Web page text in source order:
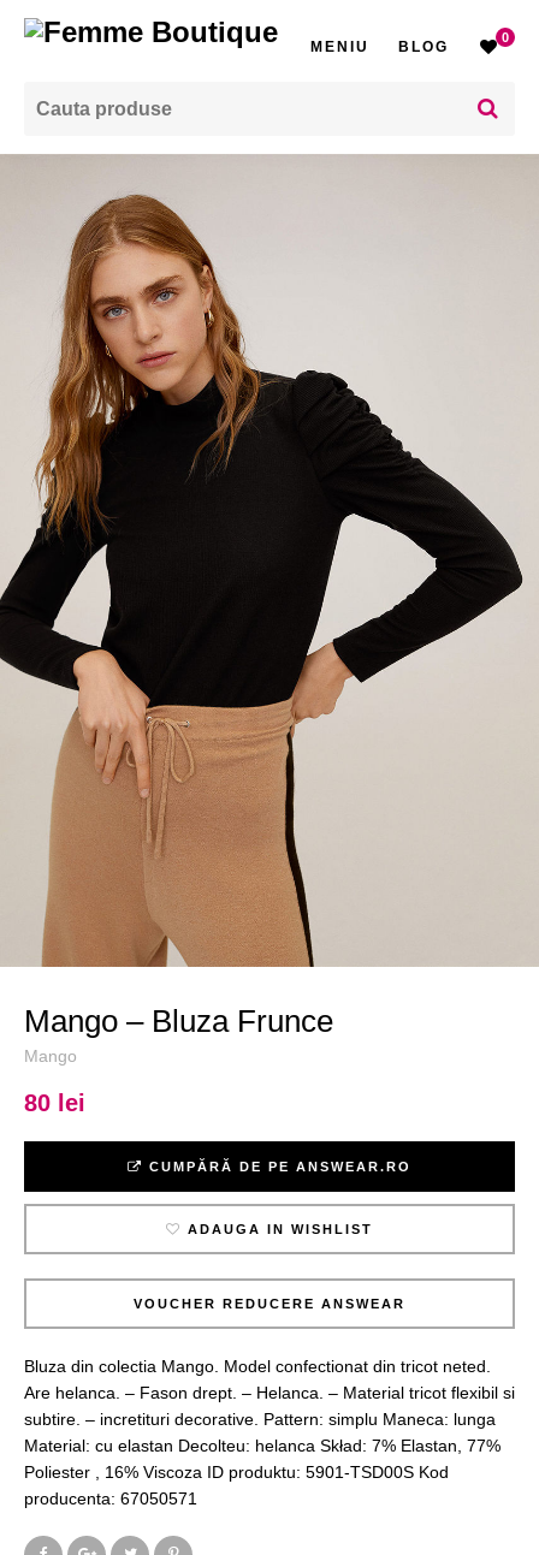
MENIU BLOG
0
Mango – Bluza Frunce
Mango
80 lei
CUMPĂRĂ DE PE ANSWEAR.RO
ADAUGA IN WISHLIST
VOUCHER REDUCERE ANSWEAR
Bluza din colectia Mango. Model confectionat din tricot neted.
Are helanca. – Fason drept. – Helanca. – Material tricot flexibil si
subtire. – incretituri decorative. Pattern: simplu Maneca: lunga
Material: cu elastan Decolteu: helanca Skład: 7% Elastan, 77%
Poliester , 16% Viscoza ID produktu: 5901-TSD00S Kod
producenta: 67050571